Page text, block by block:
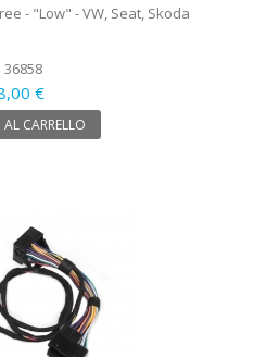
- "Low" - VW, Seat, Skoda
36858
€
CARRELLO